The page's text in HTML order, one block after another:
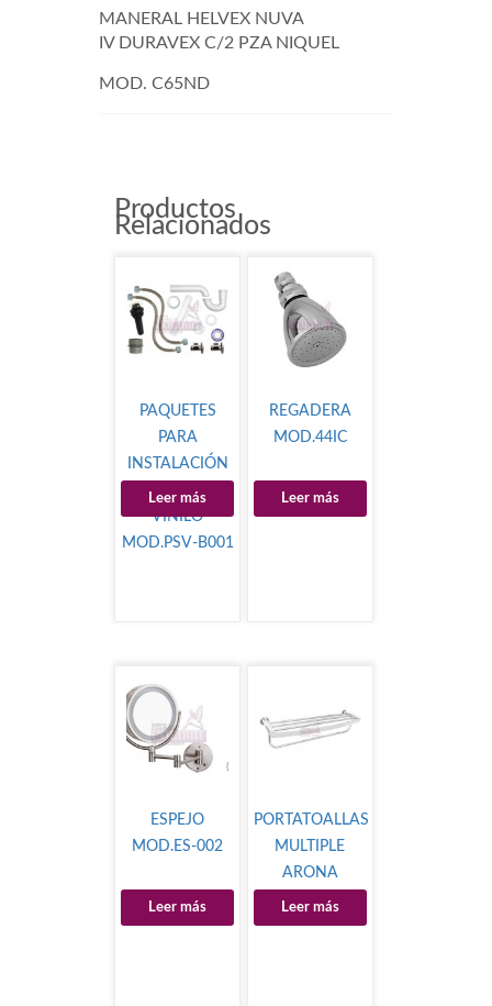
MANERAL HELVEX NUVA
IV DURAVEX C/2 PZA NIQUEL
MOD. C65ND
Productos
Relacionados
PAQUETES
PARA
INSTALACIÓN
DE LAVABO
VINILO
MOD.PSV-B001
Leer más
REGADERA
MOD.44IC
Leer más
ESPEJO
MOD.ES-002
Leer más
PORTATOALLAS
MULTIPLE
ARONA
Leer más